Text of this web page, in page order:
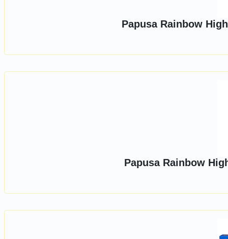
Papusa Rainbow
Papusa Rainbow